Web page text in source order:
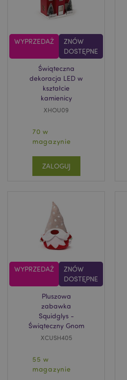
WYPRZEDAŻ
ZNÓW
DOSTĘPNE
Świąteczna
dekoracja LED w
kształcie
kamienicy
XHOU09
70 w
magazynie
ZALOGUJ
WYPRZEDAŻ
ZNÓW
DOSTĘPNE
Pluszowa
zabawka
Squidglys -
Świąteczny Gnom
XCUSH405
55 w
magazynie